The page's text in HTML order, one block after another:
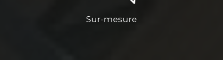
Sur-mesure